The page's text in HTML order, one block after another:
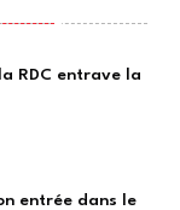
RDC entrave la
entrée dans le